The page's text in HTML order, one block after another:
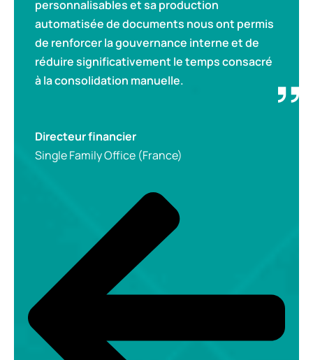
personnalisables et sa production
automatisée de documents nous ont permis
de renforcer la gouvernance interne et de
réduire significativement le temps consacré
à la consolidation manuelle.
Directeur financier
Single Family Office (France)